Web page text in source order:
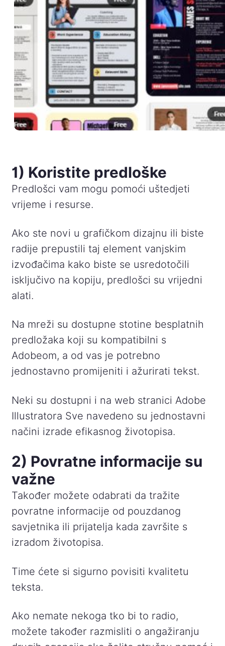
1) Koristite predloške
Predlošci vam mogu pomoći uštedjeti
vrijeme i resurse.
Ako ste novi u grafičkom dizajnu ili biste
radije prepustili taj element vanjskim
izvođačima kako biste se usredotočili
isključivo na kopiju, predlošci su vrijedni
alati.
Na mreži su dostupne stotine besplatnih
predložaka koji su kompatibilni s
Adobeom, a od vas je potrebno
jednostavno promijeniti i ažurirati tekst.
Neki su dostupni i na web stranici Adobe
Illustratora Sve navedeno su jednostavni
načini izrade efikasnog životopisa.
2) Povratne informacije su
važne
Također možete odabrati da tražite
povratne informacije od pouzdanog
savjetnika ili prijatelja kada završite s
izradom životopisa.
Time ćete si sigurno povisiti kvalitetu
teksta.
Ako nemate nekoga tko bi to radio,
možete također razmisliti o angažiranju